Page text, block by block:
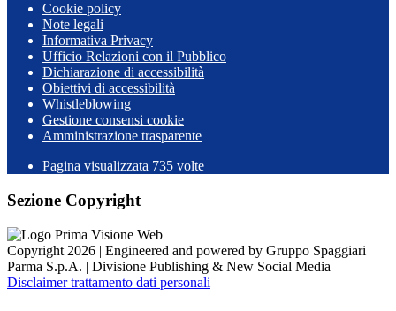
Cookie policy
Note legali
Informativa Privacy
Ufficio Relazioni con il Pubblico
Dichiarazione di accessibilità
Obiettivi di accessibilità
Whistleblowing
Gestione consensi cookie
Amministrazione trasparente
Pagina visualizzata 735 volte
Sezione Copyright
Copyright 2026 | Engineered and powered by Gruppo Spaggiari
Parma S.p.A. | Divisione Publishing & New Social Media
Disclaimer trattamento dati personali